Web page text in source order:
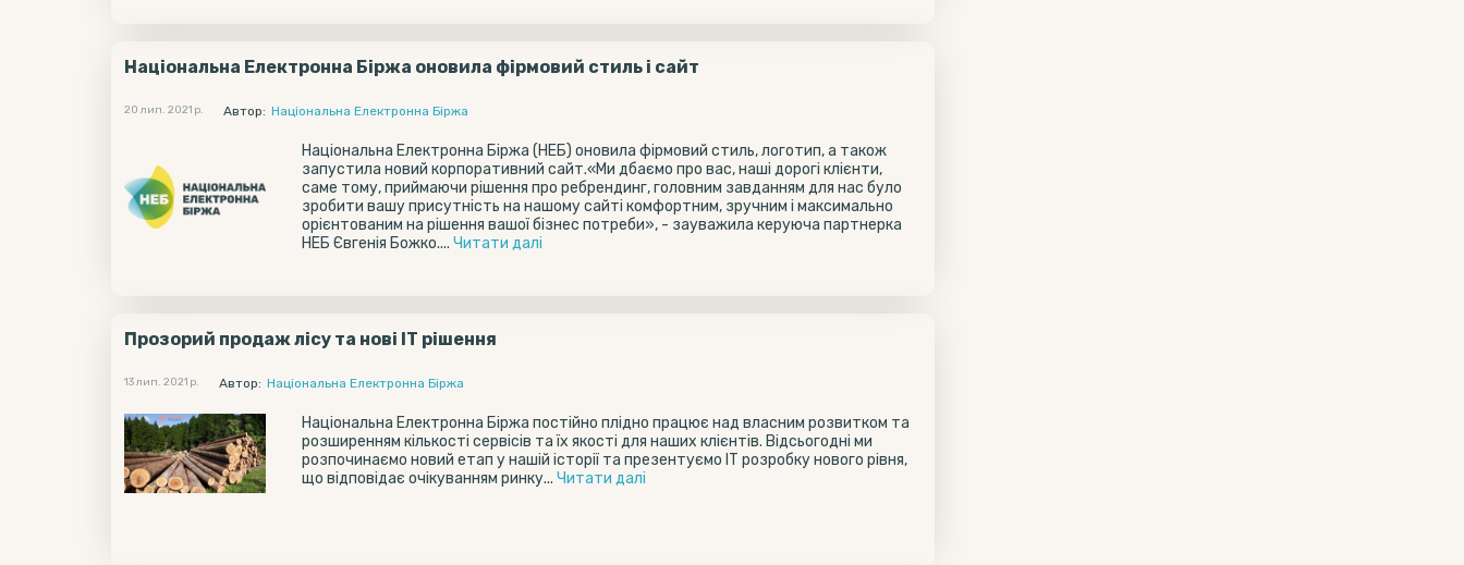
Національна Електронна Біржа оновила фірмовий стиль і сайт
20 лип. 2021 р. Автор: Національна Електронна Біржа
Національна Електронна Біржа (НЕБ) оновила фірмовий стиль, логотип, а також
запустила новий корпоративний сайт.«Ми дбаємо про вас, наші дорогі клієнти,
саме тому, приймаючи рішення про ребрендинг, головним завданням для нас було
зробити вашу присутність на нашому сайті комфортним, зручним і максимально
орієнтованим на рішення вашої бізнес потреби», - зауважила керуюча партнерка
НЕБ Євгенія Божко.... Читати далi
Прозорий продаж лісу та нові ІТ рішення
13 лип. 2021 р. Автор: Національна Електронна Біржа
Національна Eлектронна Біржа постійно плідно працює над власним розвитком та
розширенням кількості сервісів та їх якості для наших клієнтів. Відсьогодні ми
розпочинаємо новий етап у нашій історії та презентуємо ІТ розробку нового рівня,
що відповідає очікуванням ринку... Читати далi